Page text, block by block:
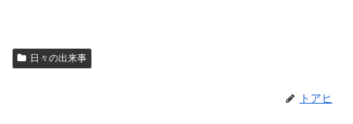
日々の出来事
トアヒ